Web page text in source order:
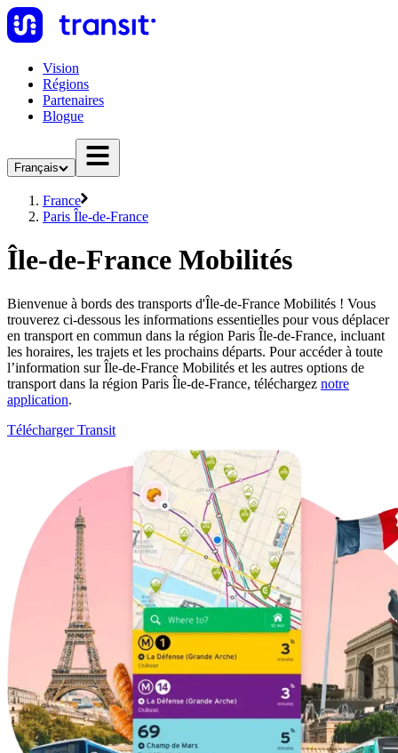
Vision
Régions
Partenaires
Blogue
Français
France
Paris Île-de-France
Île-de-France Mobilités
Bienvenue à bords des transports d'Île-de-France Mobilités ! Vous
trouverez ci-dessous les informations essentielles pour vous déplacer
en transport en commun dans la région Paris Île-de-France, incluant
les horaires, les trajets et les prochains départs. Pour accéder à toute
l’information sur Île-de-France Mobilités et les autres options de
transport dans la région Paris Île-de-France, téléchargez notre
application.
Télécharger Transit